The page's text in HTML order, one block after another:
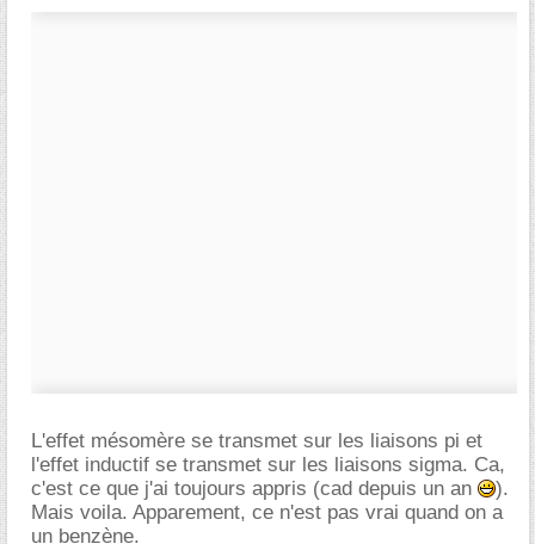
L'effet mésomère se transmet sur les liaisons pi et
l'effet inductif se transmet sur les liaisons sigma. Ca,
c'est ce que j'ai toujours appris (cad depuis un an
).
Mais voila. Apparement, ce n'est pas vrai quand on a
un benzène.